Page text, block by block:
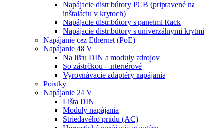
Napájacie distribútory PCB (pripravené na
inštaláciu v krytoch)
Napájacie distribútory s panelmi Rack
Napájacie distribútory s univerzálnymi krytmi
Napájanie cez Ethernet (PoE)
Napájanie 48 V
Na lištu DIN a moduly zdrojov
So zástrčkou - interiérové
Vyrovnávacie adaptéry napájania
Poistky
Napájanie 24 V
Lišta DIN
Moduly napájania
Striedavého prúdu (AC)